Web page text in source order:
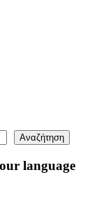
Αναζήτηση
language